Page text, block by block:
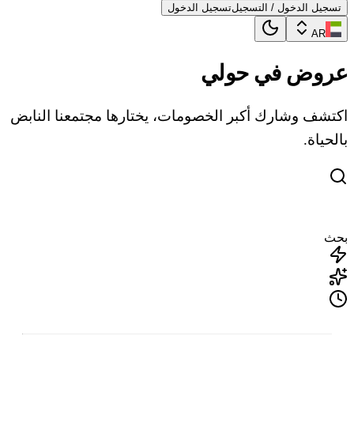
تسجيل الدخول / التسجيلتسجيل الدخول
AR
عروض في حولي
اكتشف وشارك أكبر الخصومات، يختارها مجتمعنا النابض
بالحياة.
بحث